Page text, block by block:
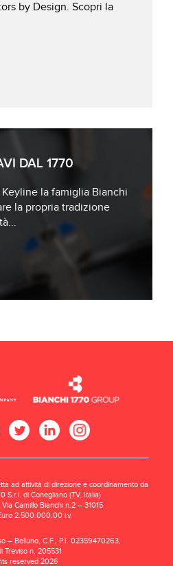
by Design. Scopri la
DAL 1770
la famiglia Bianchi
la propria tradizione
ad attività di direzione e coordinamento da
S.r.l. di Conegliano (TV, Italia)
Camillo Bianchi n.2 – 31015
2.500.000,00 i.v.
– Belluno, C.F., P.I. 02359470263,
Treviso n. 205531
reserved 2026